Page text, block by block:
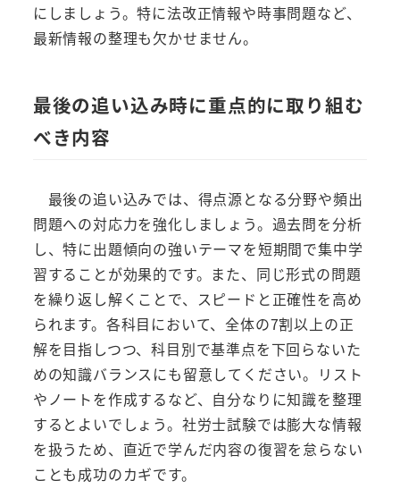
にしましょう。特に法改正情報や時事問題など、
最新情報の整理も欠かせません。
最後の追い込み時に重点的に取り組む
べき内容
最後の追い込みでは、得点源となる分野や頻出
問題への対応力を強化しましょう。過去問を分析
し、特に出題傾向の強いテーマを短期間で集中学
習することが効果的です。また、同じ形式の問題
を繰り返し解くことで、スピードと正確性を高め
られます。各科目において、全体の7割以上の正
解を目指しつつ、科目別で基準点を下回らないた
めの知識バランスにも留意してください。リスト
やノートを作成するなど、自分なりに知識を整理
するとよいでしょう。社労士試験では膨大な情報
を扱うため、直近で学んだ内容の復習を怠らない
ことも成功のカギです。